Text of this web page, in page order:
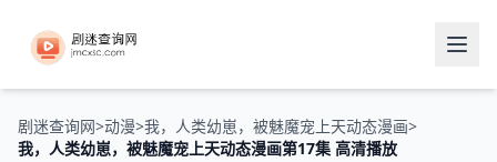
剧迷查询网>动漫>我，人类幼崽，被魅魔宠上天动态漫画>
我，人类幼崽，被魅魔宠上天动态漫画第17集 高清播放